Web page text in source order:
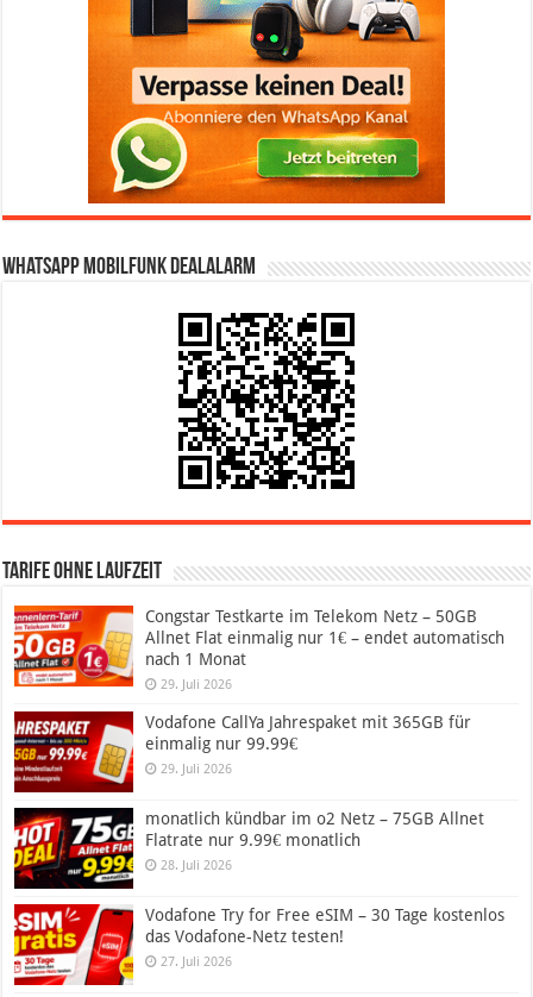
WhatsApp Mobilfunk DealAlarm
Tarife ohne Laufzeit
Congstar Testkarte im Telekom Netz – 50GB
Allnet Flat einmalig nur 1€ – endet automatisch
nach 1 Monat
29. Juli 2026
Vodafone CallYa Jahrespaket mit 365GB für
einmalig nur 99.99€
29. Juli 2026
monatlich kündbar im o2 Netz – 75GB Allnet
Flatrate nur 9.99€ monatlich
28. Juli 2026
Vodafone Try for Free eSIM – 30 Tage kostenlos
das Vodafone-Netz testen!
27. Juli 2026